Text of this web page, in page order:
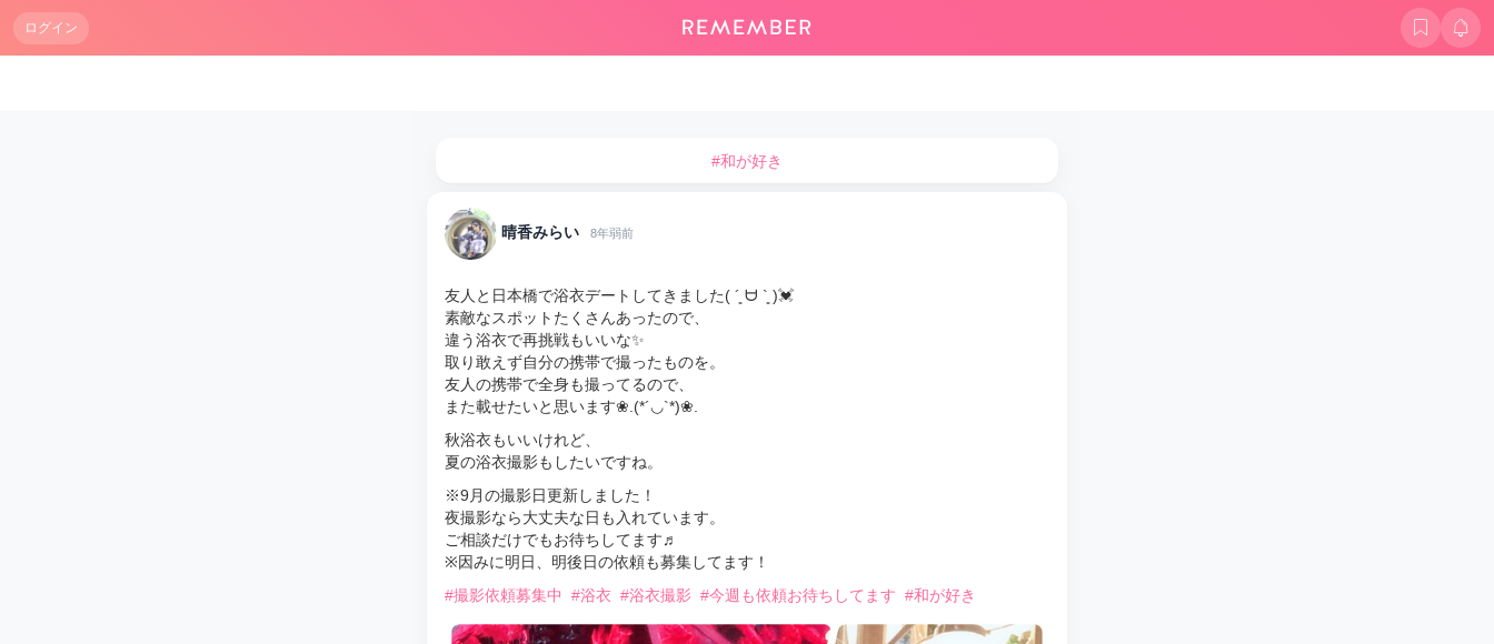
ログイン
#和が好き
晴香みらい 8年弱前
友人と日本橋で浴衣デートしてきました( ´͈ ᗨ `͈ )💓
素敵なスポットたくさんあったので、
違う浴衣で再挑戦もいいな✨
取り敢えず自分の携帯で撮ったものを。
友人の携帯で全身も撮ってるので、
また載せたいと思います❀.(*´◡`*)❀.
秋浴衣もいいけれど、
夏の浴衣撮影もしたいですね。
※9月の撮影日更新しました！
夜撮影なら大丈夫な日も入れています。
ご相談だけでもお待ちしてます♬
※因みに明日、明後日の依頼も募集してます！
#撮影依頼募集中
#浴衣 #浴衣撮影 #今週も依頼お待ちしてます #和が好き